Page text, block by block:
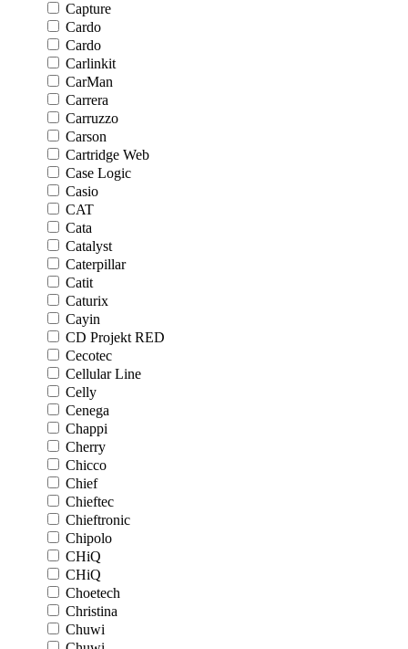
Capture
Cardo
Cardo
Carlinkit
CarMan
Carrera
Carruzzo
Carson
Cartridge Web
Case Logic
Casio
CAT
Cata
Catalyst
Caterpillar
Catit
Caturix
Cayin
CD Projekt RED
Cecotec
Cellular Line
Celly
Cenega
Chappi
Cherry
Chicco
Chief
Chieftec
Chieftronic
Chipolo
CHiQ
CHiQ
Choetech
Christina
Chuwi